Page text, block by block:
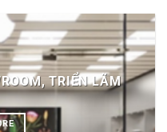
TRIỂN LÃM